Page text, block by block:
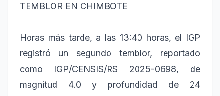
TEMBLOR EN CHIMBOTE
Horas más tarde, a las 13:40 horas, el IGP
registró un segundo temblor, reportado
como IGP/CENSIS/RS 2025-0698, de
magnitud 4.0 y profundidad de 24